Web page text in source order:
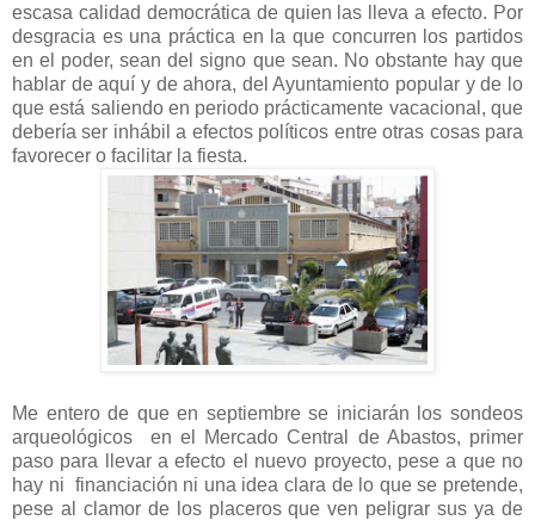
escasa calidad democrática de quien las lleva a efecto. Por
desgracia es una práctica en la que concurren los partidos
en el poder, sean del signo que sean. No obstante hay que
hablar de aquí y de ahora, del Ayuntamiento popular y de lo
que está saliendo en periodo prácticamente vacacional, que
debería ser inhábil a efectos políticos entre otras cosas para
favorecer o facilitar la fiesta.
Me entero de que en septiembre se iniciarán los sondeos
arqueológicos en el Mercado Central de Abastos, primer
paso para llevar a efecto el nuevo proyecto, pese a que no
hay ni financiación ni una idea clara de lo que se pretende,
pese al clamor de los placeros que ven peligrar sus ya de